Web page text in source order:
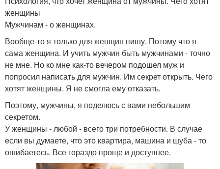
женщины
Мужчинам - о женщинах.
Вообще-то я только для женщин пишу. Потому что я
сама женщина. И учить мужчин быть мужчинами - точно
не мне. Но ко мне как-то вечером подошел муж и
попросил написать для мужчин. Им секрет открыть. Чего
хотят женщины. Я не смогла ему отказать.
Поэтому, мужчины, я поделюсь с вами небольшим
секретом.
У женщины - любой - всего три потребности. В случае
если вы думаете, что это квартира, машина и шуба - то
ошибаетесь. Все гораздо проще и доступнее.